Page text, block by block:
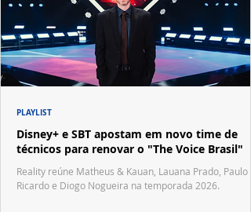
Disney+ e SBT apostam em novo time de
técnicos para renovar o "The Voice Brasil"
Reality reúne Matheus & Kauan, Lauana Prado, Paulo
Ricardo e Diogo Nogueira na temporada 2026.
PLAYLIST